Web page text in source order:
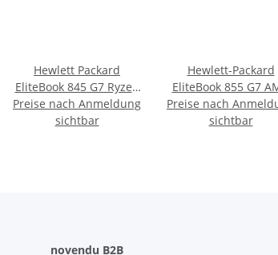
Hewlett Packard
EliteBook 845 G7 Ryzen
5 Pro 4650U
512GB/16GB silber
Preise nach Anmeldung
sichtbar
Hewlett-Packard
EliteBook 855 G7
Ryzen 5 Pro
512GB/16GB silber
Preise nach
sichtbar
novendu B2B